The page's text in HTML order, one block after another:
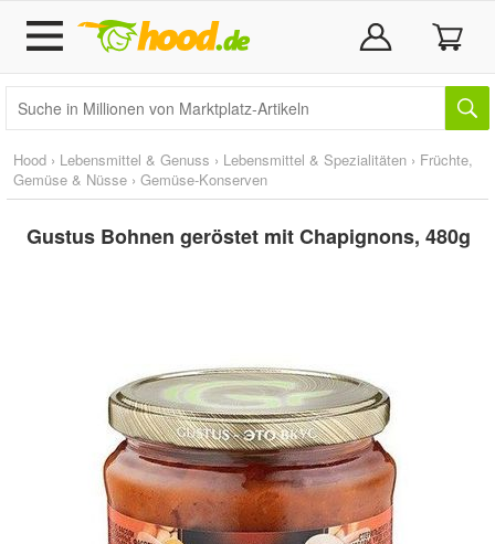
Hood › Lebensmittel & Genuss › Lebensmittel & Spezialitäten › Früchte,
Gemüse & Nüsse › Gemüse-Konserven
Gustus Bohnen geröstet mit Chapignons, 480g